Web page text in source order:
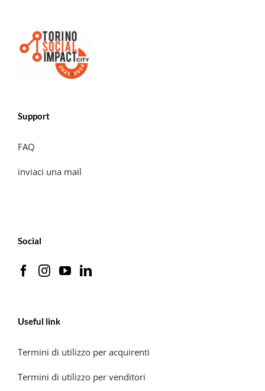
Support
FAQ
inviaci una mail
Social
Useful link
Termini di utilizzo per acquirenti
Termini di utilizzo per venditori